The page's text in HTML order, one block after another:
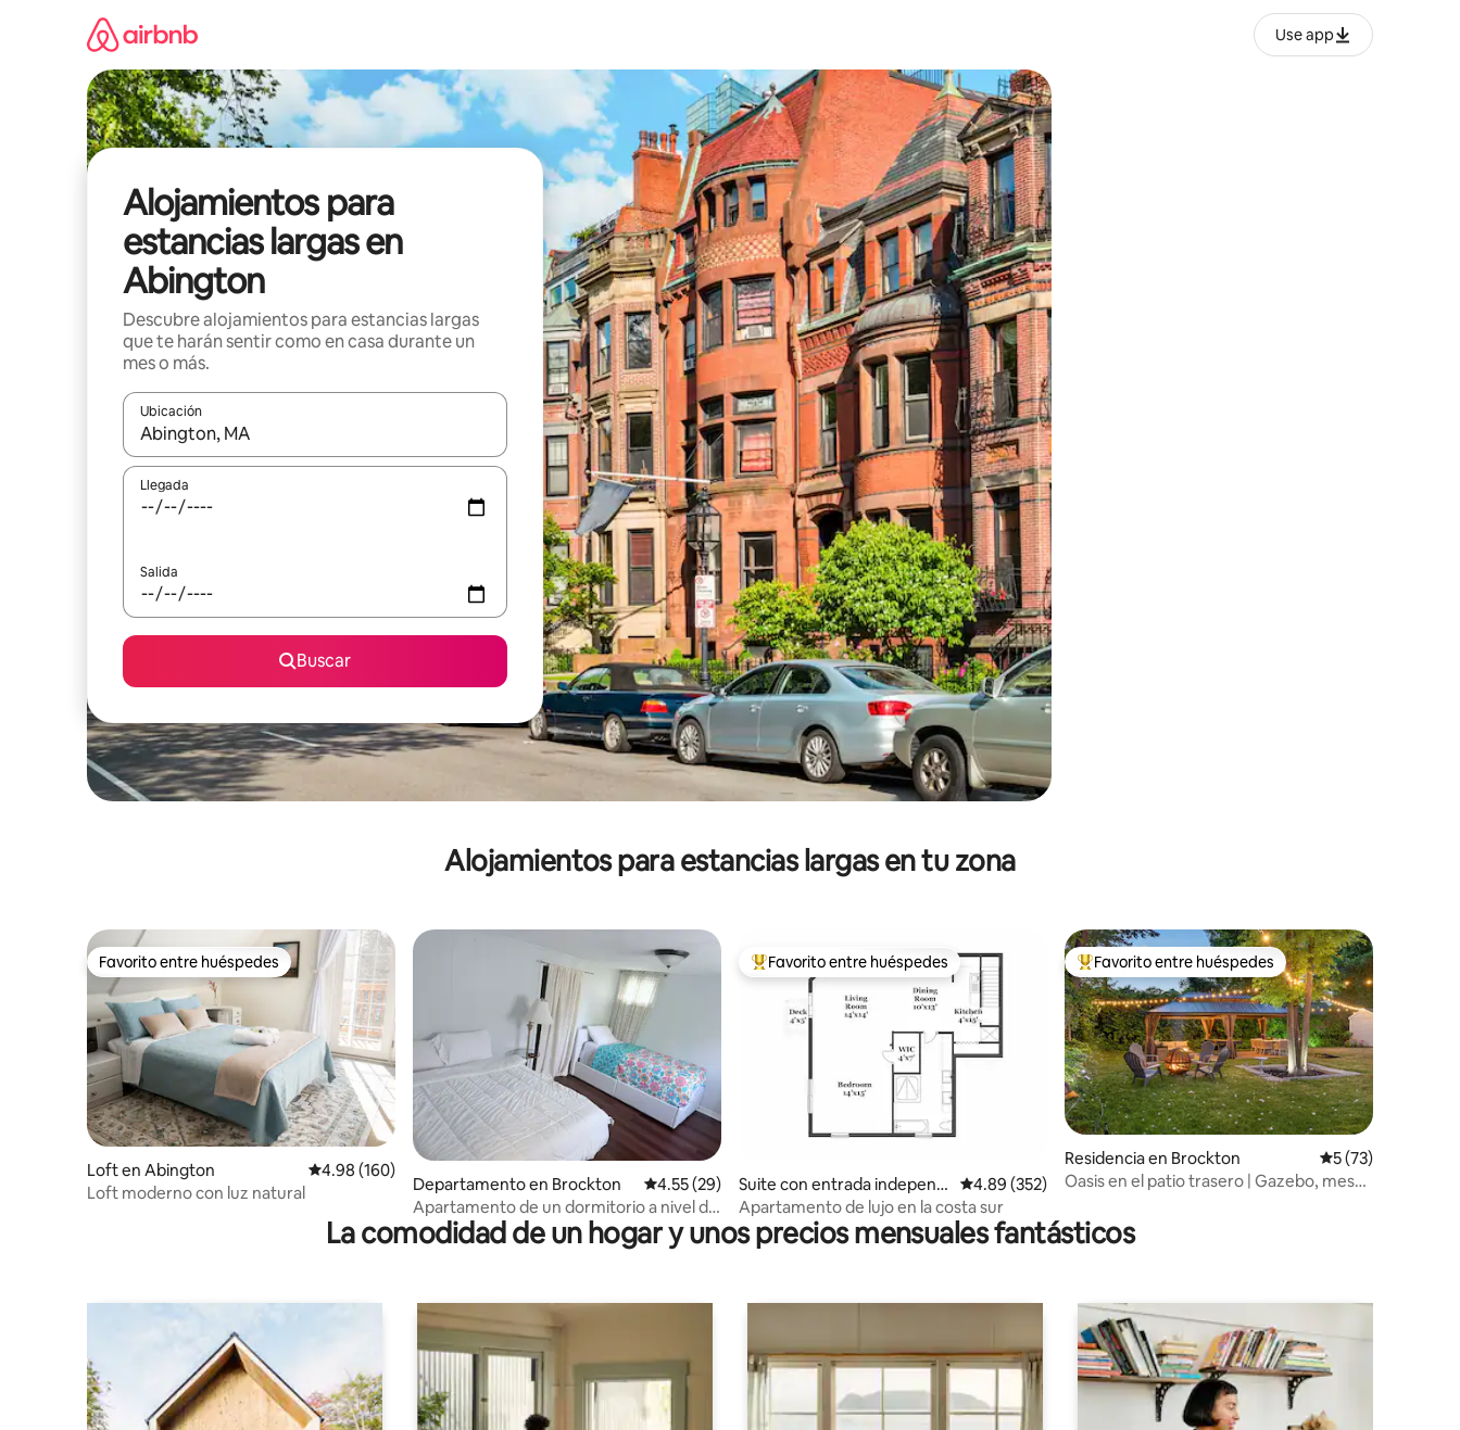
Use app
Alojamientos para
estancias largas en
Abington
Descubre alojamientos para estancias largas
que te harán sentir como en casa durante un
mes o más.
Ubicación
Cuando los resultados estén disponibles, podrás navegar usando las teclas de las flechas hacia arriba y hacia abajo, o bien tocando y deslizando la pantalla.
Llegada
Salida
Buscar
Alojamientos para estancias largas en tu zona
Favorito entre huéspedes
Favorito entre huéspedes
Loft en Abington Calificación promedio: 4.98 de 5; 160 evaluaciones
4.98 (160)
Loft moderno con luz natural
Departamento en Brockton Calificación promedio: 4.55 de 5; 29 evaluaciones
4.55 (29)
Apartamento de un dormitorio a nivel de
jardín
De los mejores en Favorito entre huéspedes
Favorito entre huéspedes
Suite con entrada independi
ente en Abington
Calificación promedio: 4.89 de 5; 352 evaluaciones
4.89 (352)
Apartamento de lujo en la costa sur
De los mejores en Favorito entre huéspedes
Favorito entre huéspedes
Residencia en Brockton Calificación
5 (73)
Oasis en el patio trasero | Gazebo, mesa
La comodidad de un hogar y unos precios mensuales fantásticos